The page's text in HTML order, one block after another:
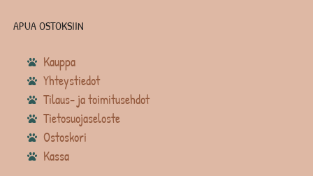
APUA OSTOKSIIN
Kauppa
Yhteystiedot
Tilaus- ja toimitusehdot
Tietosuojaseloste
Ostoskori
Kassa